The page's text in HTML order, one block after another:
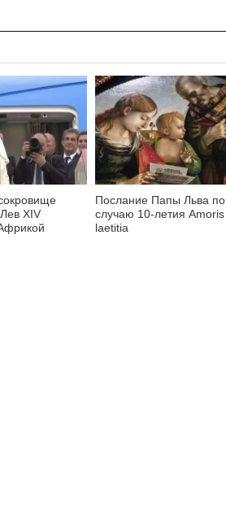
XIV
Послание Папы Льва по
случаю 10-летия Amoris
laetitia